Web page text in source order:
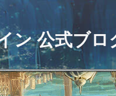
ン 公式ブロ